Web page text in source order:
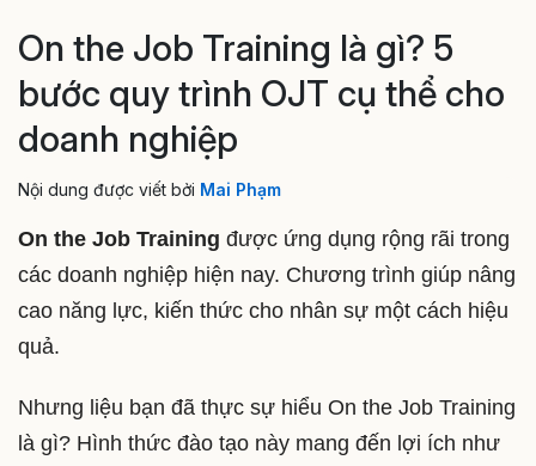
On the Job Training là gì? 5
bước quy trình OJT cụ thể cho
doanh nghiệp
Nội dung được viết bởi Mai Phạm
On the Job Training được ứng dụng rộng rãi trong
các doanh nghiệp hiện nay. Chương trình giúp nâng
cao năng lực, kiến thức cho nhân sự một cách hiệu
quả.
Nhưng liệu bạn đã thực sự hiểu On the Job Training
là gì? Hình thức đào tạo này mang đến lợi ích như